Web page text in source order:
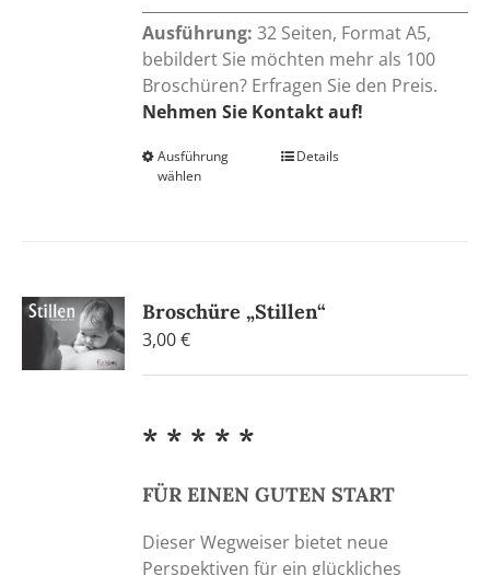
Ausführung: 32 Seiten, Format A5,
bebildert Sie möchten mehr als 100
Broschüren? Erfragen Sie den Preis.
Nehmen Sie Kontakt auf!
Ausführung
wählen
Dieses
Die
können
werden
Details
Broschüre „Stillen“
3,00€
* * * * *
FÜR EINEN GUTEN START
Dieser Wegweiser bietet neue
Perspektiven für ein glückliches